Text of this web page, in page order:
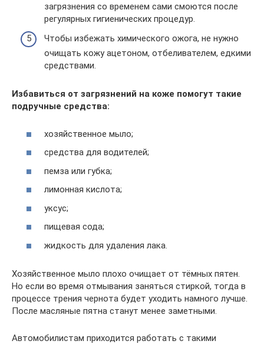
загрязнения со временем сами смоются после
регулярных гигиенических процедур.
Чтобы избежать химического ожога, не нужно
очищать кожу ацетоном, отбеливателем, едкими
средствами.
Избавиться от загрязнений на коже помогут такие
подручные средства:
хозяйственное мыло;
средства для водителей;
пемза или губка;
лимонная кислота;
уксус;
пищевая сода;
жидкость для удаления лака.
Хозяйственное мыло плохо очищает от тёмных пятен.
Но если во время отмывания заняться стиркой, тогда в
процессе трения чернота будет уходить намного лучше.
После масляные пятна станут менее заметными.
Автомобилистам приходится работать с такими